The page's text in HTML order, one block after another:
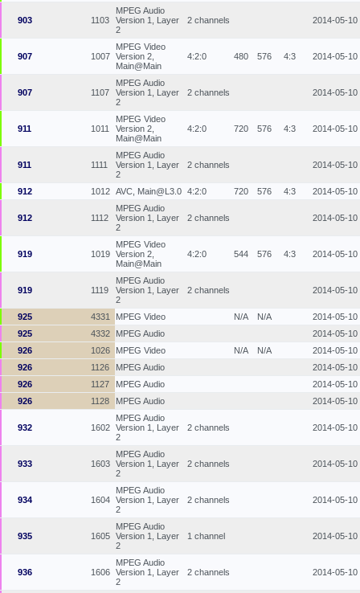
903 1103
MPEG Audio
Version 1, Layer
2
2 channels 2014-05-10
907 1007
MPEG Video
Version 2,
Main@Main
4:2:0 480 576 4:3 2014-05-10
907 1107
MPEG Audio
Version 1, Layer
2
2 channels 2014-05-10
911 1011
MPEG Video
Version 2,
Main@Main
4:2:0 720 576 4:3 2014-05-10
911 1111
MPEG Audio
Version 1, Layer
2
2 channels 2014-05-10
912 1012 AVC, Main@L3.0 4:2:0 720 576 4:3 2014-05-10
912 1112
MPEG Audio
Version 1, Layer
2
2 channels 2014-05-10
919 1019
MPEG Video
Version 2,
Main@Main
4:2:0 544 576 4:3 2014-05-10
919 1119
MPEG Audio
Version 1, Layer
2
2 channels 2014-05-10
925 4331 MPEG Video N/A N/A
2014-05-10
925
4332 MPEG Audio
2014-05-10
926
1026 MPEG Video N/A N/A
2014-05-10
926
1126 MPEG Audio
2014-05-10
926
1127 MPEG Audio
2014-05-10
926
1128 MPEG Audio 2014-05-10
932 1602
MPEG Audio
Version 1, Layer
2
2 channels 2014-05-10
933 1603
MPEG Audio
Version 1, Layer
2
2 channels 2014-05-10
934 1604
MPEG Audio
Version 1, Layer
2
2 channels 2014-05-10
935 1605
MPEG Audio
Version 1, Layer
2
1 channel 2014-05-10
936 1606
MPEG Audio
Version 1, Layer
2
2 channels 2014-05-10